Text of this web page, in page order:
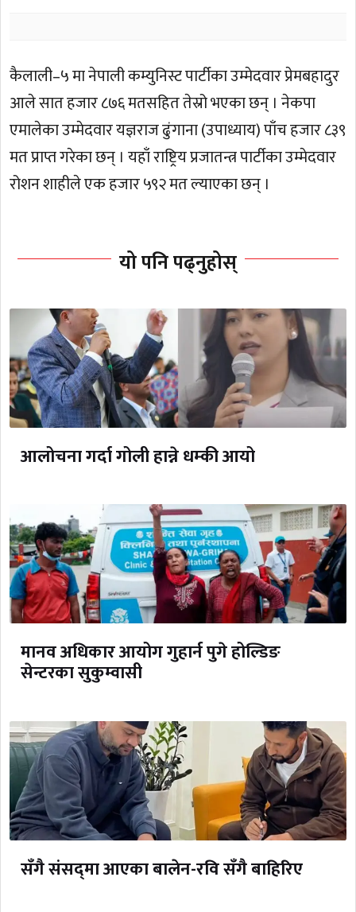
कैलाली–५ मा नेपाली कम्युनिस्ट पार्टीका उम्मेदवार प्रेमबहादुर
आले सात हजार ८७६ मतसहित तेस्रो भएका छन् । नेकपा
एमालेका उम्मेदवार यज्ञराज ढुंगाना (उपाध्याय) पाँच हजार ८३९
मत प्राप्त गरेका छन् । यहाँ राष्ट्रिय प्रजातन्त्र पार्टीका उम्मेदवार
रोशन शाहीले एक हजार ५९२ मत ल्याएका छन् ।
यो पनि पढ्नुहोस्
आलोचना गर्दा गोली हान्ने धम्की आयो
मानव अधिकार आयोग गुहार्न पुगे होल्डिङ
सेन्टरका सुकुम्वासी
सँगै संसद्‌मा आएका बालेन-रवि सँगै बाहिरिए